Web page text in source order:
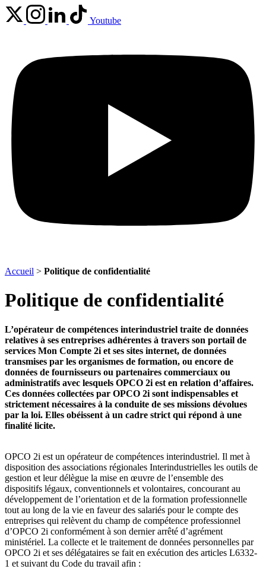
Youtube
Accueil > Politique de confidentialité
Politique de confidentialité
L’opérateur de compétences interindustriel traite de données
relatives à ses entreprises adhérentes à travers son portail de
services Mon Compte 2i et ses sites internet, de données
transmises par les organismes de formation, ou encore de
données de fournisseurs ou partenaires commerciaux ou
administratifs avec lesquels OPCO 2i est en relation d’affaires.
Ces données collectées par OPCO 2i sont indispensables et
strictement nécessaires à la conduite de ses missions dévolues
par la loi. Elles obéissent à un cadre strict qui répond à une
finalité licite.
OPCO 2i est un opérateur de compétences interindustriel. Il met à
disposition des associations régionales Interindustrielles les outils de
gestion et leur délègue la mise en œuvre de l’ensemble des
dispositifs légaux, conventionnels et volontaires, concourant au
développement de l’orientation et de la formation professionnelle
tout au long de la vie en faveur des salariés pour le compte des
entreprises qui relèvent du champ de compétence professionnel
d’OPCO 2i conformément à son dernier arrêté d’agrément
ministériel. La collecte et le traitement de données personnelles par
OPCO 2i et ses délégataires se fait en exécution des articles L6332-
1 et suivant du Code du travail afin :